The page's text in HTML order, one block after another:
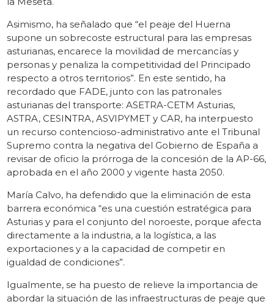
Asimismo, ha señalado que “el peaje del Huerna
supone un sobrecoste estructural para las empresas
asturianas, encarece la movilidad de mercancías y
personas y penaliza la competitividad del Principado
respecto a otros territorios”. En este sentido, ha
recordado que FADE, junto con las patronales
asturianas del transporte: ASETRA-CETM Asturias,
ASTRA, CESINTRA, ASVIPYMET y CAR, ha interpuesto
un recurso contencioso-administrativo ante el Tribunal
Supremo contra la negativa del Gobierno de España a
revisar de oficio la prórroga de la concesión de la AP-66,
aprobada en el año 2000 y vigente hasta 2050.
María Calvo, ha defendido que la eliminación de esta
barrera económica “es una cuestión estratégica para
Asturias y para el conjunto del noroeste, porque afecta
directamente a la industria, a la logística, a las
exportaciones y a la capacidad de competir en
igualdad de condiciones”.
Igualmente, se ha puesto de relieve la importancia de
abordar la situación de las infraestructuras de peaje que